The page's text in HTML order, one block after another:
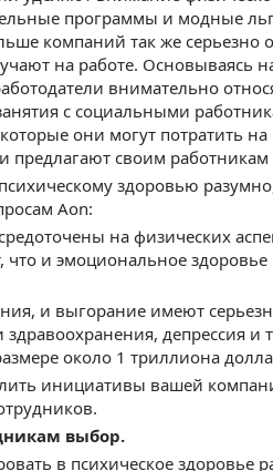
программы и модные
компаний так же
на работе. Основываясь
внимательно
с социальными
они могут потратить
предлагают своим
здоровью
Aon:
на физических
что и эмоциональное
и выгорание имеют
депрессия
около 1 триллиона
инициативы вашей
выбор.
в психическое здоровье